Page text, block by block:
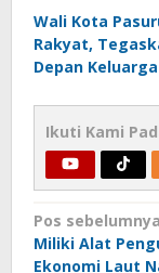
Wali Kota
Rakyat,
Depan
Ikuti Kami
Navigasi
pos
Pos sebelumnya
Miliki Alat
Ekonomi Laut